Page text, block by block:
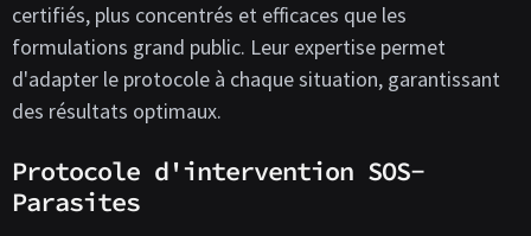
certifiés, plus concentrés et efficaces que les
formulations grand public. Leur expertise permet
d'adapter le protocole à chaque situation, garantissant
des résultats optimaux.
Protocole d'intervention SOS-
Parasites